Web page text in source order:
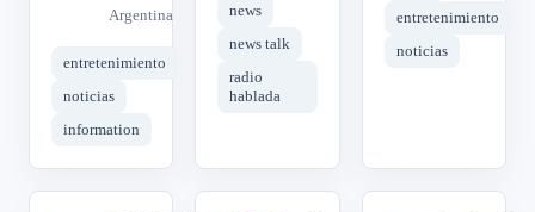
Argentina
entretenimiento
noticias
information
news
news talk
radio
hablada
entretenimiento
noticias